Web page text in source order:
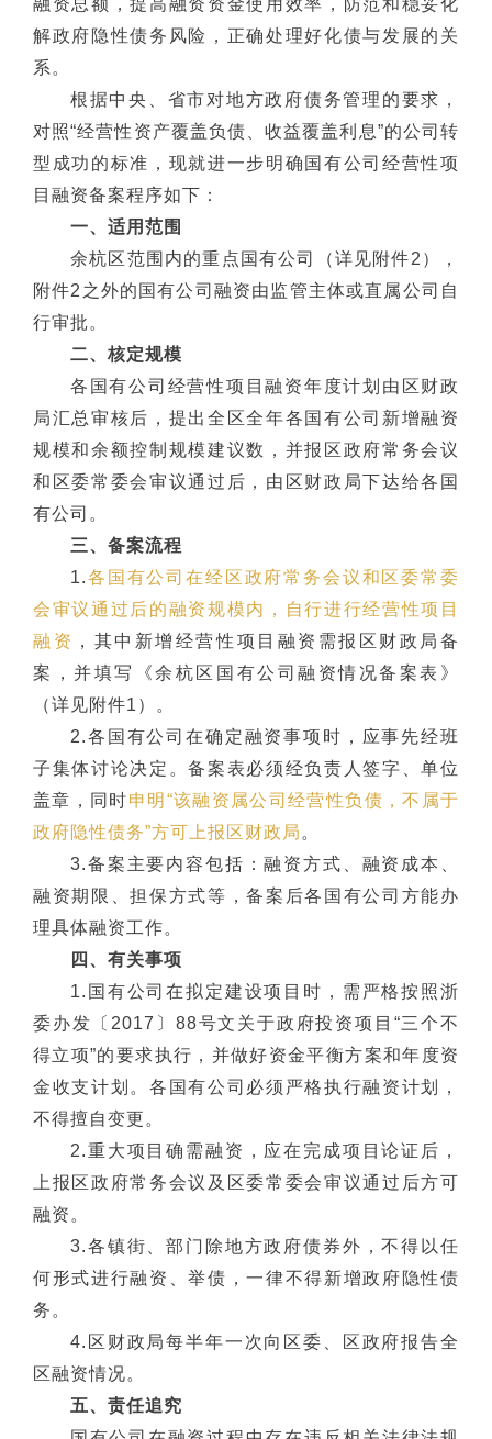
解政府隐性债务风险，正确处理好化债与发展的关
系。
根据中央、省市对地方政府债务管理的要求，
对照“经营性资产覆盖负债、收益覆盖利息”的公司转
型成功的标准，现就进一步明确国有公司经营性项
目融资备案程序如下：
一、适用范围
余杭区范围内的重点国有公司（详见附件2），
附件2之外的国有公司融资由监管主体或直属公司自
行审批。
二、核定规模
各国有公司经营性项目融资年度计划由区财政
局汇总审核后，提出全区全年各国有公司新增融资
规模和余额控制规模建议数，并报区政府常务会议
和区委常委会审议通过后，由区财政局下达给各国
有公司。
三、备案流程
1.各国有公司在经区政府常务会议和区委常委
会审议通过后的融资规模内，自行进行经营性项目
融资 ，其中新增经营性项目融资需报区财政局备
案，并填写《余杭区国有公司融资情况备案表》
（详见附件1 ）。
2.各国有公司在确定融资事项时，应事先经班
子集体讨论决定。备案表必须经负责人签字、单位
盖章，同时申明“该融资属公司经营性负债，不属于
政府隐性债务”方可上报区财政局 。
3.备案主要内容包括：融资方式、融资成本、
融资期限、担保方式等，备案后各国有公司方能办
理具体融资工作。
四、有关事项
1.国有公司在拟定建设项目时，需严格按照浙
委办发〔2017〕88号文关于政府投资项目“三个不
得立项”的要求执行，并做好资金平衡方案和年度资
金收支计划。各国有公司必须严格执行融资计划，
不得擅自变更。
2.重大项目确需融资，应在完成项目论证后，
上报区政府常务会议及区委常委会审议通过后方可
融资。
3.各镇街、部门除地方政府债券外，不得以任
何形式进行融资、举债，一律不得新增政府隐性债
务。
4.区财政局每半年一次向区委、区政府报告全
区融资情况。
五、责任追究